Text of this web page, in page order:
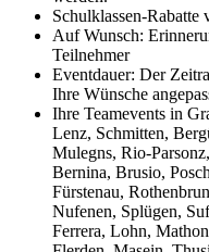
Schulklassen-Rabatte
Auf Wunsch:
Teilnehmer
Eventdauer: Der
Ihre Wünsche
Ihre Teamevents in
Lenz, Schmitten,
Mulegns, Rio-
Bernina, Brusio,
Fürstenau,
Nufenen, Splügen,
Ferrera, Lohn,